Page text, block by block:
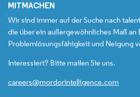
MITMACHEN
Wir sind immer auf der Suche nach
die über ein außergewöhnliches Maß an
Problemlösungsfähigkeit und Neigung
Interessiert? Bitte mailen Sie uns.
careers@mordorintelligence.com